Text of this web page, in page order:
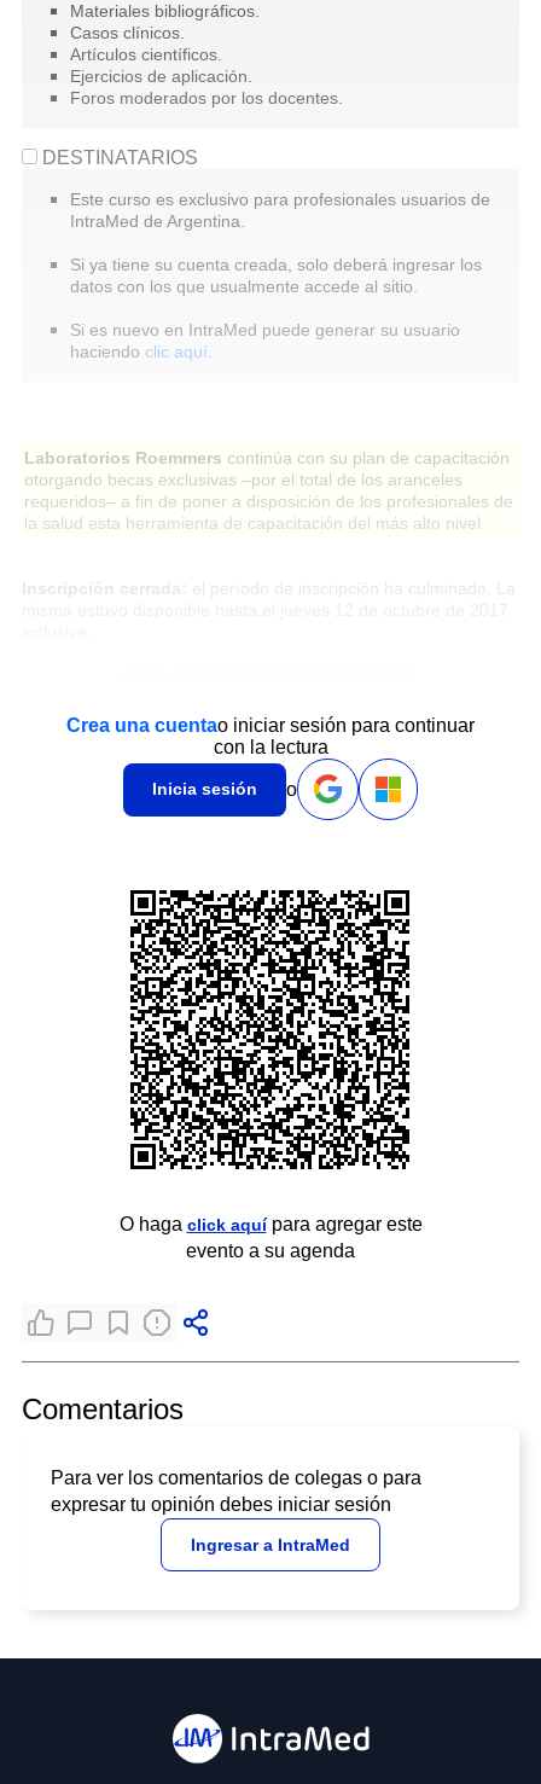
Materiales bibliográficos.
Casos clínicos.
Artículos científicos.
Ejercicios de aplicación.
Foros moderados por los docentes.
DESTINATARIOS
Este curso es exclusivo para profesionales usuarios de
IntraMed de Argentina.
Si ya tiene su cuenta creada, solo deberá ingresar los
datos con los que usualmente accede al sitio.
Si es nuevo en IntraMed puede generar su usuario
haciendo clic aquí
Laboratorios Roemmers continúa con su plan de capacitación
otorgando becas exclusivas –por el total de los aranceles
requeridos– a fin de poner a disposición de los profesionales de
la salud esta herramienta de capacitación del más alto nivel.
Inscripción cerrada:
el período de inscripción ha culminado. La
Crea una cuentao iniciar sesión para continuar
con la lectura
Inicia sesión o
O haga click aquípara agregar este
evento a su agenda
Comentarios
Para ver los comentarios de colegas o para
expresar tu opinión debes iniciar sesión
Ingresar a IntraMed